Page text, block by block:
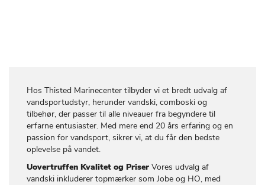
Hos Thisted Marinecenter tilbyder vi et bredt udvalg af
vandsportudstyr, herunder vandski, comboski og
tilbehør, der passer til alle niveauer fra begyndere til
erfarne entusiaster. Med mere end 20 års erfaring og en
passion for vandsport, sikrer vi, at du får den bedste
oplevelse på vandet.
Uovertruffen Kvalitet og Priser Vores udvalg af
vandski inkluderer topmærker som Jobe og HO, med